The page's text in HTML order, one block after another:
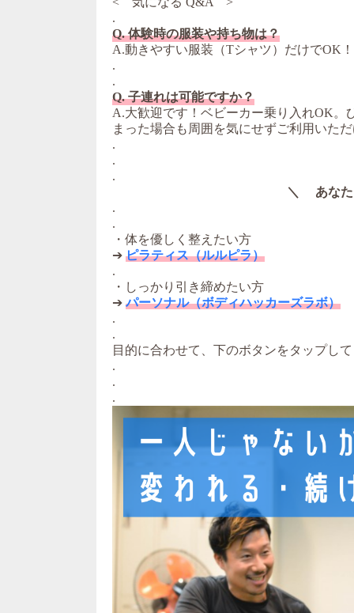
.
Q. 体験時の服装や持ち物は？
A.動きやすい服装（Tシャツ）だけでOK
.
.
Q. 子連れは可能ですか？
A.大歓迎です！ベビーカー乗り入れOK。
まった場合も周囲を気にせずご利用いた
.
.
.
＼ あなた
.
.
・体を優しく整えたい方
➔ ピラティス（ルルピラ）
.
・しっかり引き締めたい方
➔パーソナル（ボディハッカーズラボ）
.
.
目的に合わせて、下のボタンをタップし
.
.
.